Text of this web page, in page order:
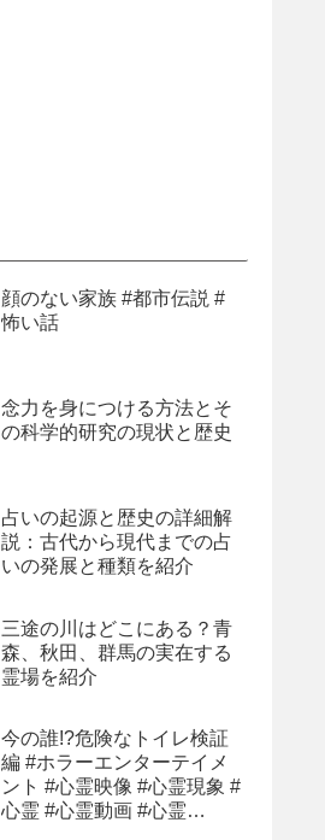
顔のない家族 #都市伝説 #
怖い話
念力を身につける方法とそ
の科学的研究の現状と歴史
占いの起源と歴史の詳細解
説：古代から現代までの占
いの発展と種類を紹介
三途の川はどこにある？青
森、秋田、群馬の実在する
霊場を紹介
今の誰!?危険なトイレ検証
編 #ホラーエンターテイメ
ント #心霊映像 #心霊現象 #
心霊 #心霊動画 #心霊